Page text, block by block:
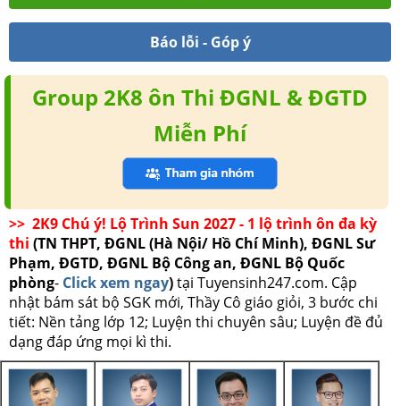
Báo lỗi - Góp ý
Group 2K8 ôn Thi ĐGNL & ĐGTD
Miễn Phí
>> 2K9 Chú ý! Lộ Trình Sun 2027 - 1 lộ trình ôn đa kỳ
thi (TN THPT, ĐGNL (Hà Nội/ Hồ Chí Minh), ĐGNL Sư
Phạm, ĐGTD, ĐGNL Bộ Công an, ĐGNL Bộ Quốc
phòng- Click xem ngay)tại Tuyensinh247.com. Cập
nhật bám sát bộ SGK mới, Thầy Cô giáo giỏi, 3 bước chi
tiết: Nền tảng lớp 12; Luyện thi chuyên sâu; Luyện đề đủ
dạng đáp ứng mọi kì thi.